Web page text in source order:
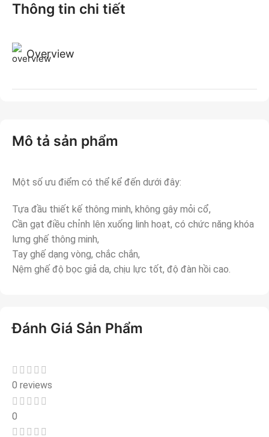
Mô tả sản phẩm
Một số ưu điểm có thể kể đến dưới đây:
Tựa đầu thiết kế thông minh, không gây mỏi cổ,
Cần gạt điều chỉnh lên xuống linh hoạt, có chức năng khóa
lưng ghế thông minh,
Tay ghế dạng vòng, chắc chắn,
Nệm ghế độ bọc giả da, chịu lực tốt, độ đàn hồi cao.
Thông tin chi tiết
Overview
Đánh Giá Sản Phẩm
0 reviews
0